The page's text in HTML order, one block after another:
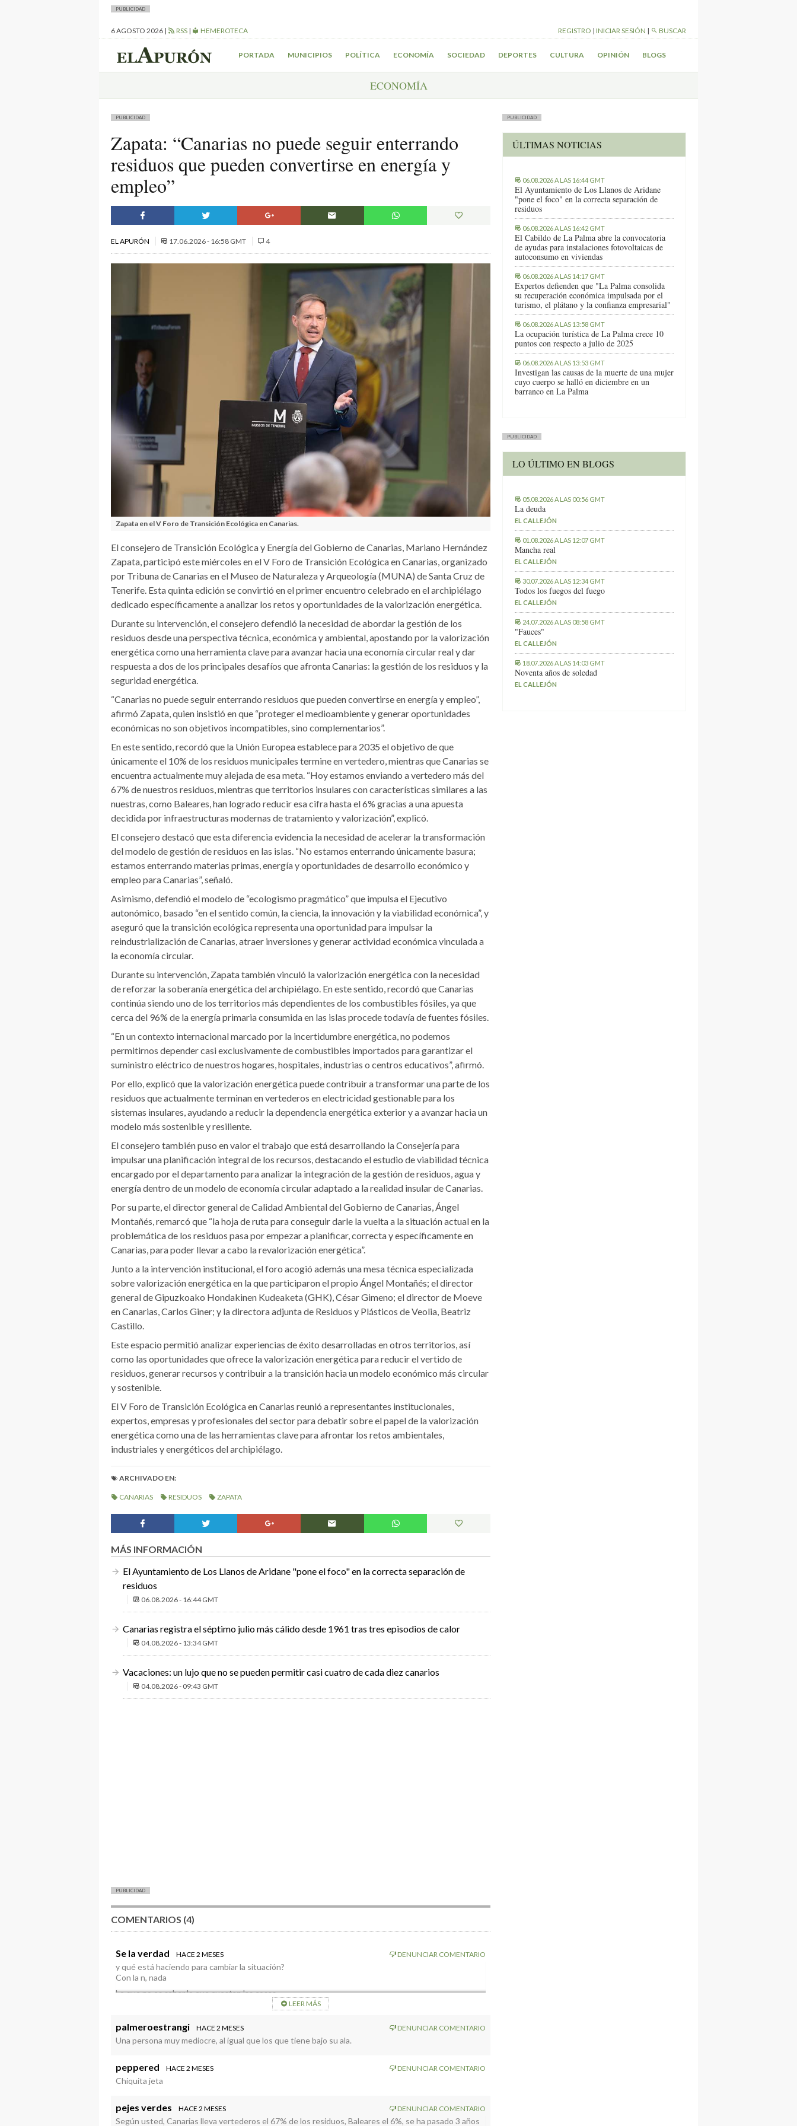
PUBLICIDAD
6 AGOSTO 2026 | RSS | HEMEROTECA REGISTRO | INICIAR SESIÓN | BUSCAR
PORTADA MUNICIPIOS POLÍTICA ECONOMÍA SOCIEDAD DEPORTES CULTURA OPINIÓN BLOGS
ECONOMÍA
PUBLICIDAD
Zapata: “Canarias no puede seguir enterrando
residuos que pueden convertirse en energía y
empleo”
EL APURÓN 17.06.2026 - 16:58 GMT 4
Zapata en el V Foro de Transición Ecológica en Canarias.
El consejero de Transición Ecológica y Energía del Gobierno de Canarias, Mariano Hernández
Zapata, participó este miércoles en el V Foro de Transición Ecológica en Canarias, organizado
por Tribuna de Canarias en el Museo de Naturaleza y Arqueología (MUNA) de Santa Cruz de
Tenerife. Esta quinta edición se convirtió en el primer encuentro celebrado en el archipiélago
dedicado específicamente a analizar los retos y oportunidades de la valorización energética.
Durante su intervención, el consejero defendió la necesidad de abordar la gestión de los
residuos desde una perspectiva técnica, económica y ambiental, apostando por la valorización
energética como una herramienta clave para avanzar hacia una economía circular real y dar
respuesta a dos de los principales desafíos que afronta Canarias: la gestión de los residuos y la
seguridad energética.
“Canarias no puede seguir enterrando residuos que pueden convertirse en energía y empleo”,
afirmó Zapata, quien insistió en que “proteger el medioambiente y generar oportunidades
económicas no son objetivos incompatibles, sino complementarios”.
En este sentido, recordó que la Unión Europea establece para 2035 el objetivo de que
únicamente el 10% de los residuos municipales termine en vertedero, mientras que Canarias se
encuentra actualmente muy alejada de esa meta. “Hoy estamos enviando a vertedero más del
67% de nuestros residuos, mientras que territorios insulares con características similares a las
nuestras, como Baleares, han logrado reducir esa cifra hasta el 6% gracias a una apuesta
decidida por infraestructuras modernas de tratamiento y valorización”, explicó.
El consejero destacó que esta diferencia evidencia la necesidad de acelerar la transformación
del modelo de gestión de residuos en las islas. “No estamos enterrando únicamente basura;
estamos enterrando materias primas, energía y oportunidades de desarrollo económico y
empleo para Canarias”, señaló.
Asimismo, defendió el modelo de “ecologismo pragmático” que impulsa el Ejecutivo
autonómico, basado “en el sentido común, la ciencia, la innovación y la viabilidad económica”, y
aseguró que la transición ecológica representa una oportunidad para impulsar la
reindustrialización de Canarias, atraer inversiones y generar actividad económica vinculada a
la economía circular.
Durante su intervención, Zapata también vinculó la valorización energética con la necesidad
de reforzar la soberanía energética del archipiélago. En este sentido, recordó que Canarias
continúa siendo uno de los territorios más dependientes de los combustibles fósiles, ya que
cerca del 96% de la energía primaria consumida en las islas procede todavía de fuentes fósiles.
“En un contexto internacional marcado por la incertidumbre energética, no podemos
permitirnos depender casi exclusivamente de combustibles importados para garantizar el
suministro eléctrico de nuestros hogares, hospitales, industrias o centros educativos”, afirmó.
Por ello, explicó que la valorización energética puede contribuir a transformar una parte de los
residuos que actualmente terminan en vertederos en electricidad gestionable para los
sistemas insulares, ayudando a reducir la dependencia energética exterior y a avanzar hacia un
modelo más sostenible y resiliente.
El consejero también puso en valor el trabajo que está desarrollando la Consejería para
impulsar una planificación integral de los recursos, destacando el estudio de viabilidad técnica
encargado por el departamento para analizar la integración de la gestión de residuos, agua y
energía dentro de un modelo de economía circular adaptado a la realidad insular de Canarias.
Por su parte, el director general de Calidad Ambiental del Gobierno de Canarias, Ángel
Montañés, remarcó que “la hoja de ruta para conseguir darle la vuelta a la situación actual en la
problemática de los residuos pasa por empezar a planificar, correcta y específicamente en
Canarias, para poder llevar a cabo la revalorización energética”.
Junto a la intervención institucional, el foro acogió además una mesa técnica especializada
sobre valorización energética en la que participaron el propio Ángel Montañés; el director
general de Gipuzkoako Hondakinen Kudeaketa (GHK), César Gimeno; el director de Moeve
en Canarias, Carlos Giner; y la directora adjunta de Residuos y Plásticos de Veolia, Beatriz
Castillo.
Este espacio permitió analizar experiencias de éxito desarrolladas en otros territorios, así
como las oportunidades que ofrece la valorización energética para reducir el vertido de
residuos, generar recursos y contribuir a la transición hacia un modelo económico más circular
y sostenible.
El V Foro de Transición Ecológica en Canarias reunió a representantes institucionales,
expertos, empresas y profesionales del sector para debatir sobre el papel de la valorización
energética como una de las herramientas clave para afrontar los retos ambientales,
industriales y energéticos del archipiélago.
ARCHIVADO EN:
CANARIAS RESIDUOS ZAPATA
MÁS INFORMACIÓN
El Ayuntamiento de Los Llanos de Aridane "pone el foco" en la correcta separación de
residuos
06.08.2026 - 16:44 GMT
Canarias registra el séptimo julio más cálido desde 1961 tras tres episodios de calor
04.08.2026 - 13:34 GMT
Vacaciones: un lujo que no se pueden permitir casi cuatro de cada diez canarios
04.08.2026 - 09:43 GMT
PUBLICIDAD
COMENTARIOS (4)
Se la verdad HACE 2 MESES DENUNCIAR COMENTARIO
y qué está haciendo para cambiar la situación?
Con la n, nada
Lo que no es saber lo que cuestan las cosas
LEER MÁS
palmeroestrangi HACE 2 MESES DENUNCIAR COMENTARIO
Una persona muy mediocre, al igual que los que tiene bajo su ala.
peppered HACE 2 MESES DENUNCIAR COMENTARIO
Chiquita jeta
pejes verdes HACE 2 MESES DENUNCIAR COMENTARIO
Según usted, Canarias lleva vertederos el 67% de los residuos, Baleares el 6%, se ha pasado 3 años
PUBLICIDAD
ÚLTIMAS NOTICIAS
06.08.2026 A LAS 16:44 GMT
El Ayuntamiento de Los Llanos de Aridane
"pone el foco" en la correcta separación de
residuos
06.08.2026 A LAS 16:42 GMT
El Cabildo de La Palma abre la convocatoria
de ayudas para instalaciones fotovoltaicas de
autoconsumo en viviendas
06.08.2026 A LAS 14:17 GMT
Expertos defienden que "La Palma consolida
su recuperación económica impulsada por el
turismo, el plátano y la confianza empresarial"
06.08.2026 A LAS 13:58 GMT
La ocupación turística de La Palma crece 10
puntos con respecto a julio de 2025
06.08.2026 A LAS 13:53 GMT
Investigan las causas de la muerte de una mujer
cuyo cuerpo se halló en diciembre en un
barranco en La Palma
PUBLICIDAD
LO ÚLTIMO EN BLOGS
05.08.2026 A LAS 00:56 GMT
La deuda
EL CALLEJÓN
01.08.2026 A LAS 12:07 GMT
Mancha real
EL CALLEJÓN
30.07.2026 A LAS 12:34 GMT
Todos los fuegos del fuego
EL CALLEJÓN
24.07.2026 A LAS 08:58 GMT
"Fauces"
EL CALLEJÓN
18.07.2026 A LAS 14:03 GMT
Noventa años de soledad
EL CALLEJÓN